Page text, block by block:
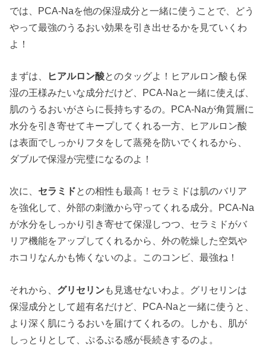
では、PCA-Naを他の保湿成分と一緒に使うことで、どう
やって最強のうるおい効果を引き出せるかを見ていくわ
よ！
まずは、 ヒアルロン酸とのタッグよ！ヒアルロン酸も保
湿の王様みたいな成分だけど、PCA-Naと一緒に使えば、
肌のうるおいがさらに長持ちするの。PCA-Naが角質層に
水分を引き寄せてキープしてくれる一方、ヒアルロン酸
は表面でしっかりフタをして蒸発を防いでくれるから、
ダブルで保湿が完璧になるのよ！
次に、 セラミドとの相性も最高！セラミドは肌のバリア
を強化して、外部の刺激から守ってくれる成分。PCA-Na
が水分をしっかり引き寄せて保湿しつつ、セラミドがバ
リア機能をアップしてくれるから、外の乾燥した空気や
ホコリなんかも怖くないのよ。このコンビ、最強ね！
それから、 グリセリンも見逃せないわよ。グリセリンは
保湿成分として超有名だけど、PCA-Naと一緒に使うと、
より深く肌にうるおいを届けてくれるの。しかも、肌が
しっとりとして、ぷるぷる感が長続きするのよ。